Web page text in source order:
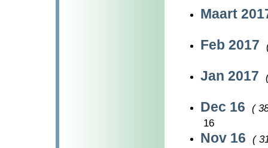
Maart
Feb 2017
Jan 2017
Dec 16
(
16
Nov 16
(